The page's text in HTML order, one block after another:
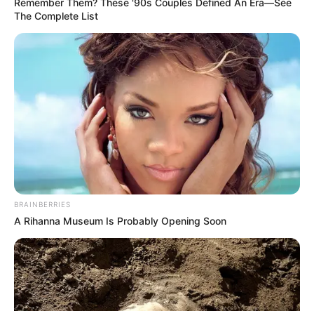
SAVOIR ! ✍
Remember Them? These '90s Couples Defined An Era—See
The Complete List
BRAINBERRIES
A Rihanna Museum Is Probably Opening Soon